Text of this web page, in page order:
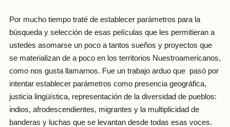
Por mucho tiempo traté de establecer parámetros para la
búsqueda y selección de esas películas que les permitieran a
ustedes asomarse un poco a tantos sueños y proyectos que
se materializan de a poco en los territorios Nuestroamericanos,
como nos gusta llamarnos. Fue un trabajo arduo que pasó por
intentar establecer parámetros como presencia geográfica,
justicia lingüística, representación de la diversidad de pueblos:
indios, afrodescendientes, migrantes y la multiplicidad de
banderas y luchas que se levantan desde todas esas voces.